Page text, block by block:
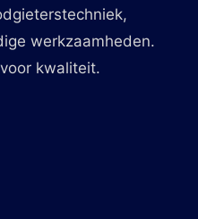
werkzaamheden.
kwaliteit.